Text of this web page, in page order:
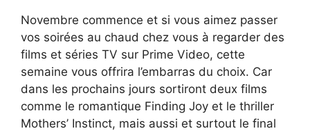
Novembre commence et si vous aimez passer
vos soirées au chaud chez vous à regarder des
films et séries TV sur Prime Video, cette
semaine vous offrira l’embarras du choix. Car
dans les prochains jours sortiront deux films
comme le romantique Finding Joy et le thriller
Mothers’ Instinct, mais aussi et surtout le final